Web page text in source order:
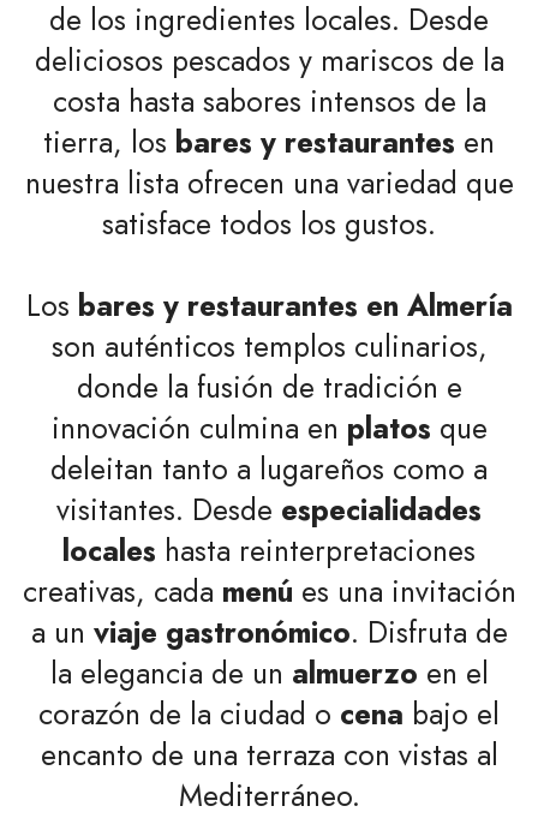
de los ingredientes locales. Desde
deliciosos pescados y mariscos de la
costa hasta sabores intensos de la
tierra, los bares y restaurantes en
nuestra lista ofrecen una variedad que
satisface todos los gustos.
Los bares y restaurantes en Almería
son auténticos templos culinarios,
donde la fusión de tradición e
innovación culmina en platos que
deleitan tanto a lugareños como a
visitantes. Desde especialidades
locales hasta reinterpretaciones
creativas, cada menú es una invitación
a un viaje gastronómico. Disfruta de
la elegancia de un almuerzo en el
corazón de la ciudad o cena bajo el
encanto de una terraza con vistas al
Mediterráneo.